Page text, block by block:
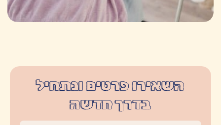
השאירו פרטים ונתחיל
בדרך חדשה